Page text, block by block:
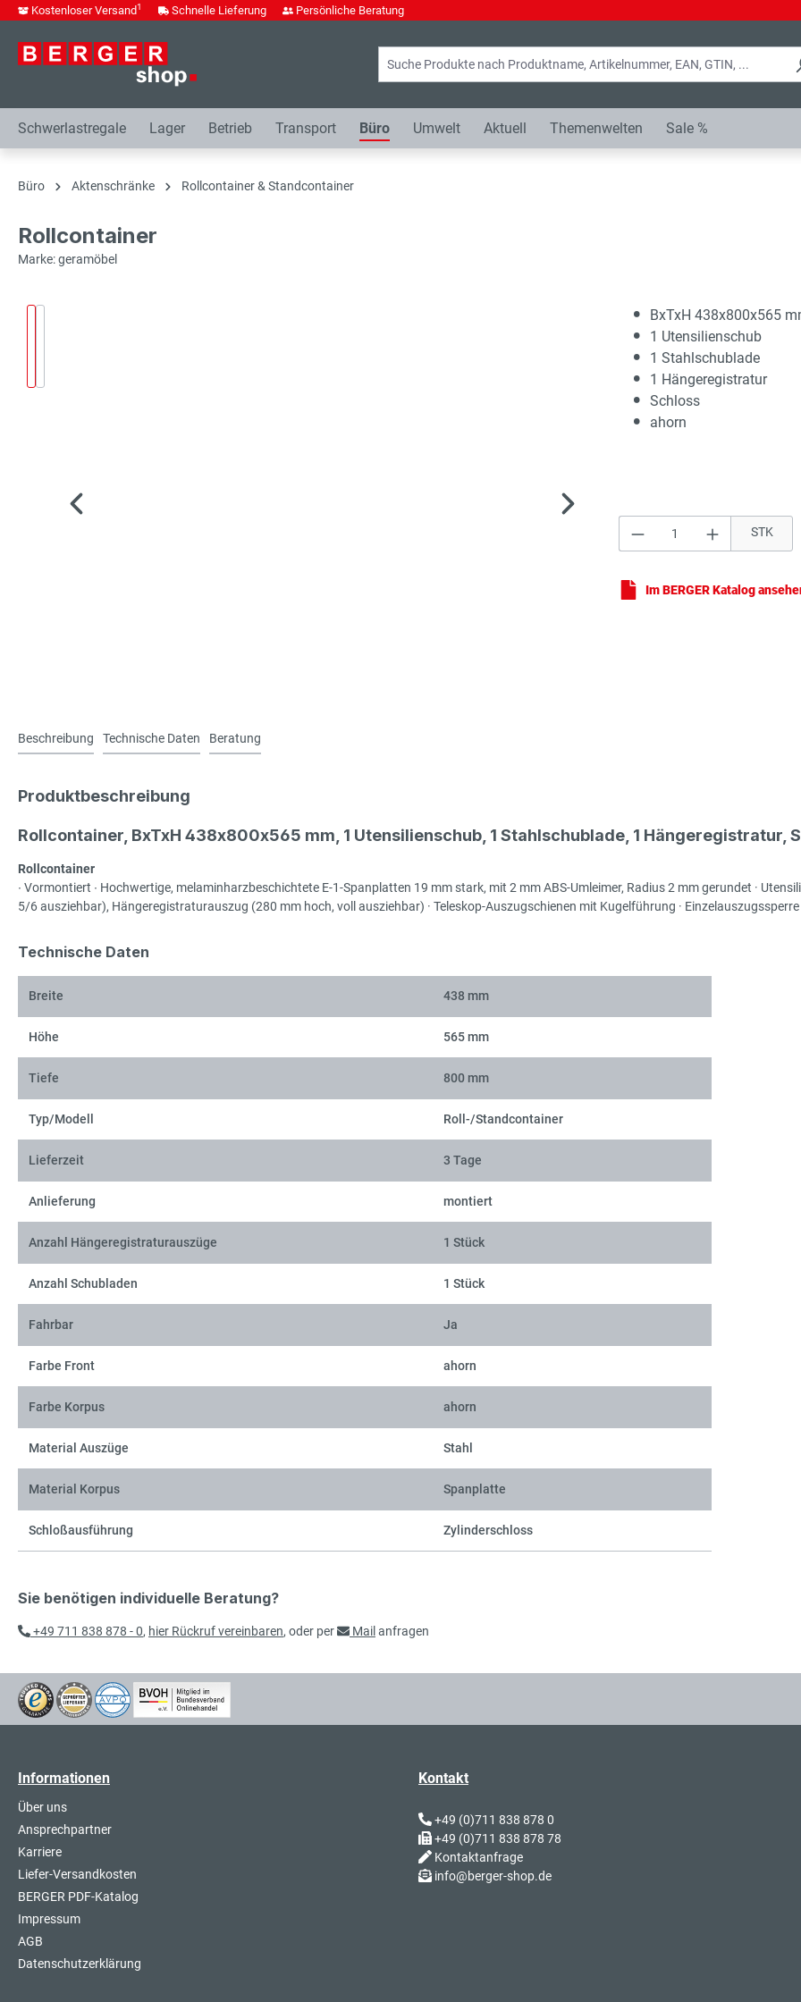
Zur Hauptnavigation springen
Kostenloser Versand1 Schnelle Lieferung Persönliche Beratung
Schwerlastregale Lager Betrieb Transport Büro Umwelt Aktuell Themenwelten Sale %
Büro Aktenschränke Rollcontainer & Standcontainer
Rollcontainer
Marke: geramöbel
BxTxH 438x800x565
1 Utensilienschub
1 Stahlschublade
1 Hängeregistratur
Schloss
ahorn
Produkt Anzahl:
STK
Im BERGER Katalog
Beschreibung Technische Daten Beratung
Produktbeschreibung
Rollcontainer, BxTxH 438x800x565 mm, 1 Utensilienschub, 1 Stahlschublade, 1 Hängeregistratur,
Rollcontainer
∙ Vormontiert ∙ Hochwertige, melaminharzbeschichtete E-1-Spanplatten 19 mm stark, mit 2 mm ABS-Umleimer, Radius 2 mm gerundet ·
5/6 ausziehbar), Hängeregistraturauszug (280 mm hoch, voll ausziehbar) · Teleskop-Auszugschienen mit Kugelführung ·
Technische Daten
Breite 438 mm
Höhe 565 mm
Tiefe 800 mm
Typ/Modell Roll-/Standcontainer
Lieferzeit 3 Tage
Anlieferung montiert
Anzahl Hängeregistraturauszüge 1 Stück
Anzahl Schubladen 1 Stück
Fahrbar Ja
Farbe Front ahorn
Farbe Korpus ahorn
Material Auszüge Stahl
Material Korpus Spanplatte
Schloßausführung Zylinderschloss
Sie benötigen individuelle Beratung?
+49 711 838 878 - 0, hier Rückruf vereinbaren, oder per Mail anfragen
Informationen
Über uns
Ansprechpartner
Karriere
Liefer-Versandkosten
BERGER PDF-Katalog
Impressum
AGB
Datenschutzerklärung
Kontakt
+49 (0)711 838 878 0
+49 (0)711 838 878 78
Kontaktanfrage
info@berger-shop.de